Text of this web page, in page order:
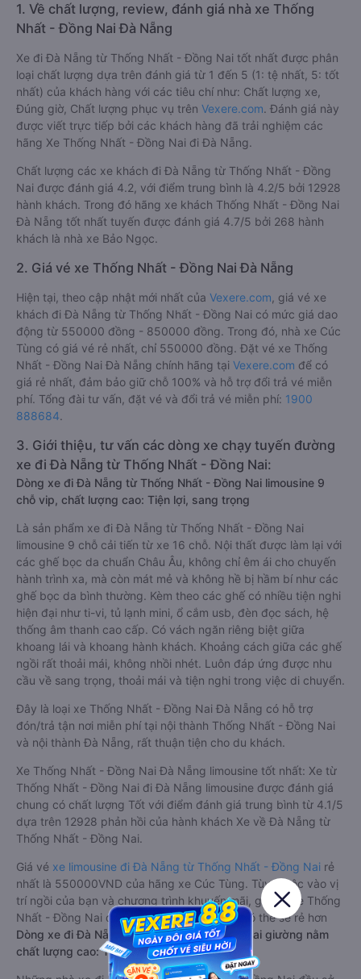
1. Về chất lượng, review, đánh giá nhà xe Thống
Nhất - Đồng Nai Đà Nẵng
Xe đi Đà Nẵng từ Thống Nhất - Đồng Nai tốt nhất được phân
loại chất lượng dựa trên đánh giá từ 1 đến 5 (1: tệ nhất, 5: tốt
nhất) của khách hàng với các tiêu chí như: Chất lượng xe,
Đúng giờ, Chất lượng phục vụ trên Vexere.com. Đánh giá này
được viết trực tiếp bởi các khách hàng đã trải nghiệm các
hãng Xe Thống Nhất - Đồng Nai đi Đà Nẵng.
Chất lượng các xe khách đi Đà Nẵng từ Thống Nhất - Đồng
Nai được đánh giá 4.2, với điểm trung bình là 4.2/5 bởi 12928
hành khách. Trong đó hãng xe khách Thống Nhất - Đồng Nai
Đà Nẵng tốt nhất tuyến được đánh giá 4.7/5 bởi 268 hành
khách là nhà xe Bảo Ngọc.
2. Giá vé xe Thống Nhất - Đồng Nai Đà Nẵng
Hiện tại, theo cập nhật mới nhất của Vexere.com , giá vé xe
khách đi Đà Nẵng từ Thống Nhất - Đồng Nai có mức giá dao
động từ 550000 đồng - 850000 đồng. Trong đó, nhà xe Cúc
Tùng có giá vé rẻ nhất, chỉ 550000 đồng. Đặt vé xe Thống
Nhất - Đồng Nai Đà Nẵng chính hãng tại Vexere.com để có
giá rẻ nhất, đảm bảo giữ chỗ 100% và hỗ trợ đổi trả vé miễn
phí. Tổng đài tư vấn, đặt vé và đổi trả vé miễn phí: 1900
888684.
3. Giới thiệu, tư vấn các dòng xe chạy tuyến đường
xe đi Đà Nẵng từ Thống Nhất - Đồng Nai:
Dòng xe đi Đà Nẵng từ Thống Nhất - Đồng Nai limousine 9
chỗ vip, chất lượng cao: Tiện lợi, sang trọng
Là sản phẩm xe đi Đà Nẵng từ Thống Nhất - Đồng Nai
limousine 9 chỗ cải tiến từ xe 16 chỗ. Nội thất được làm lại với
các ghế bọc da chuẩn Châu Âu, không chỉ êm ái cho chuyến
hành trình xa, mà còn mát mẻ và không hề bị hầm bí như các
ghế bọc da bình thường. Kèm theo các ghế có nhiều tiện nghi
hiện đại như ti-vi, tủ lạnh mini, ổ cắm usb, đèn đọc sách, hệ
thống âm thanh cao cấp. Có vách ngăn riêng biệt giữa
khoang lái và khoang hành khách. Khoảng cách giữa các ghế
ngồi rất thoải mái, không nhồi nhét. Luôn đáp ứng được nhu
cầu về sang trọng, thoải mái và tiện nghi trong việc di chuyển.
Đây là loại xe Thống Nhất - Đồng Nai Đà Nẵng có hỗ trợ
đón/trả tận nơi miễn phí tại nội thành Thống Nhất - Đồng Nai
và nội thành Đà Nẵng, rất thuận tiện cho du khách.
Xe Thống Nhất - Đồng Nai Đà Nẵng limousine tốt nhất: Xe từ
Thống Nhất - Đồng Nai đi Đà Nẵng limousine được đánh giá
chung có chất lượng Tốt với điểm đánh giá trung bình từ 4.1/5
dựa trên 12928 phản hồi của hành khách Xe về Đà Nẵng từ
Thống Nhất - Đồng Nai.
Giá vé xe limousine đi Đà Nẵng từ Thống Nhất - Đồng Nai rẻ
nhất là 550000VND của hãng xe Cúc Tùng. Tùy thuộc vào vị
trí ngồi của bạn và chương trình khuyến mãi, giá vé Xe Thống
Nhất - Đồng Nai đi Đà Nẵng limousine này có thể sẽ rẻ hơn
Dòng xe đi Đà Nẵng từ Thống Nhất - Đồng Nai giường nằm
chất lượng cao: Thoải mái, giá cả tốt nhất